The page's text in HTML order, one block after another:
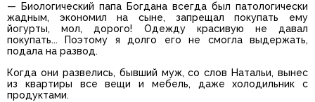
— Биологический папа Богдана всегда был патологически
жадным, экономил на сыне, запрещал покупать ему
йогурты, мол, дорого! Одежду красивую не давал
покупать... Поэтому я долго его не смогла выдержать,
подала на развод.
Когда они развелись, бывший муж, со слов Натальи, вынес
из квартиры все вещи и мебель, даже холодильник с
продуктами.